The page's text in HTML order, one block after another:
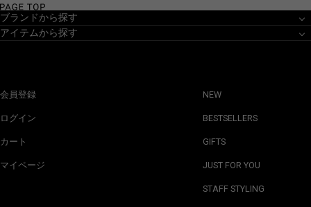
ブランドから探す
アイテムから探す
会員登録
ログイン
カート
マイページ
NEW
BESTSELLERS
GIFTS
JUST FOR YOU
STAFF STYLING